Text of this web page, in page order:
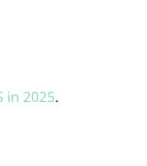
in 2025.